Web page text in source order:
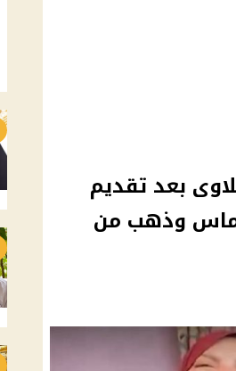
بعد تقديم
وذهب من